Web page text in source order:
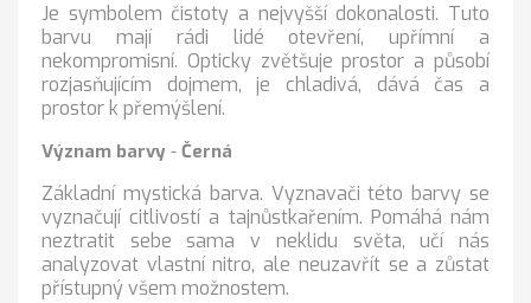
Je symbolem čistoty a nejvyšší dokonalosti. Tuto
barvu mají rádi lidé otevření, upřímní a
nekompromisní. Opticky zvětšuje prostor a působí
rozjasňujícím dojmem, je chladivá, dává čas a
prostor k přemýšlení.
Význam barvy - Černá
Základní mystická barva. Vyznavači této barvy se
vyznačují citlivostí a tajnůstkařením. Pomáhá nám
neztratit sebe sama v neklidu světa, učí nás
analyzovat vlastní nitro, ale neuzavřít se a zůstat
přístupný všem možnostem.